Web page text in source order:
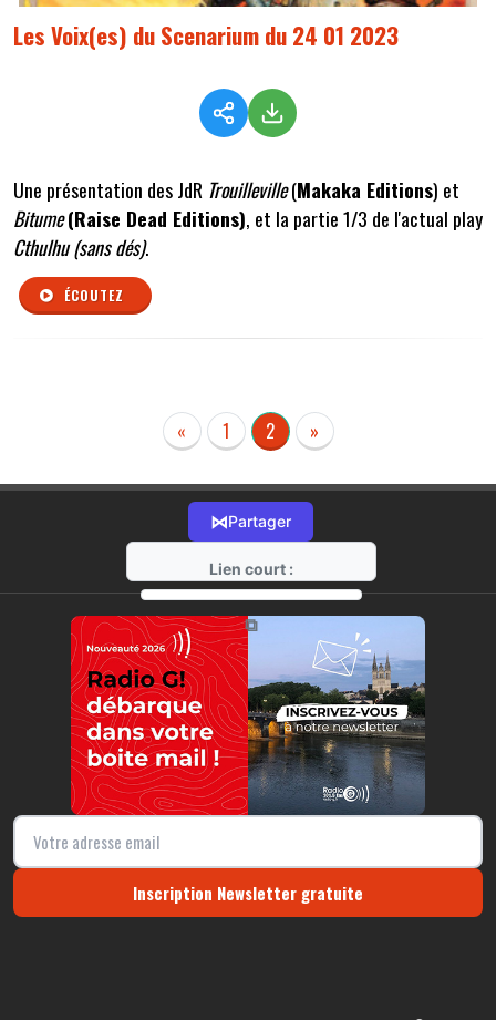
Les Voix(es) du Scenarium du 24 01 2023
Une présentation des JdR Trouilleville(Makaka Editions) et
Bitume(Raise Dead Editions), et la partie 1/3 de l'actual play
Cthulhu (sans dés).
ÉCOUTEZ
« 1 2 »
⋈Partager
Lien court :
https://radio-g.fr?r194
⧉
Inscription Newsletter gratuite